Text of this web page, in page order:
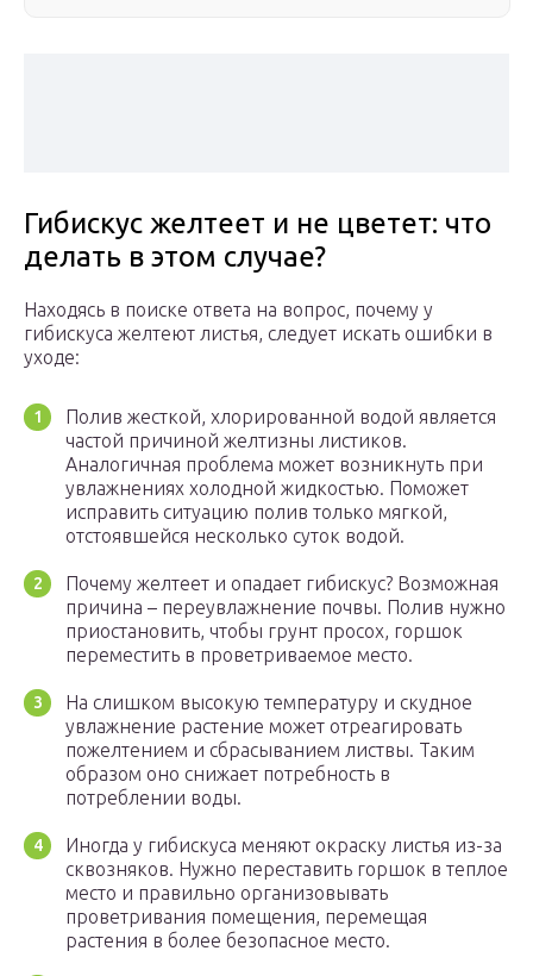
Гибискус желтеет и не цветет: что
делать в этом случае?
Находясь в поиске ответа на вопрос, почему у
гибискуса желтеют листья, следует искать ошибки в
уходе:
Полив жесткой, хлорированной водой является
частой причиной желтизны листиков.
Аналогичная проблема может возникнуть при
увлажнениях холодной жидкостью. Поможет
исправить ситуацию полив только мягкой,
отстоявшейся несколько суток водой.
Почему желтеет и опадает гибискус? Возможная
причина – переувлажнение почвы. Полив нужно
приостановить, чтобы грунт просох, горшок
переместить в проветриваемое место.
На слишком высокую температуру и скудное
увлажнение растение может отреагировать
пожелтением и сбрасыванием листвы. Таким
образом оно снижает потребность в
потреблении воды.
Иногда у гибискуса меняют окраску листья из-за
сквозняков. Нужно переставить горшок в теплое
место и правильно организовывать
проветривания помещения, перемещая
растения в более безопасное место.